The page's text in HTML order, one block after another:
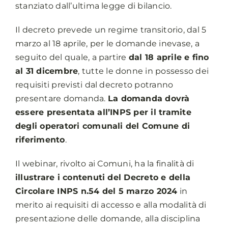
stanziato dall’ultima legge di bilancio.
Il decreto prevede un regime transitorio, dal 5
marzo al 18 aprile, per le domande inevase, a
seguito del quale, a partire dal 18 aprile e fino
al 31 dicembre, tutte le donne in possesso dei
requisiti previsti dal decreto potranno
presentare domanda. La domanda dovrà
essere presentata all’INPS per il tramite
degli operatori comunali del Comune di
riferimento.
Il webinar, rivolto ai Comuni, ha la finalità di
illustrare i contenuti del Decreto e della
Circolare INPS n.54 del 5 marzo 2024 in
merito ai requisiti di accesso e alla modalità di
presentazione delle domande, alla disciplina